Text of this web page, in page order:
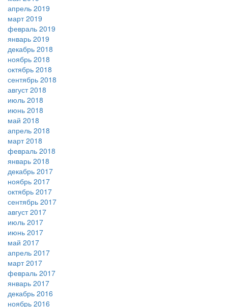
апрель 2019
март 2019
февраль 2019
январь 2019
декабрь 2018
ноябрь 2018
октябрь 2018
сентябрь 2018
август 2018
июль 2018
июнь 2018
май 2018
апрель 2018
март 2018
февраль 2018
январь 2018
декабрь 2017
ноябрь 2017
октябрь 2017
сентябрь 2017
август 2017
июль 2017
июнь 2017
май 2017
апрель 2017
март 2017
февраль 2017
январь 2017
декабрь 2016
ноябрь 2016